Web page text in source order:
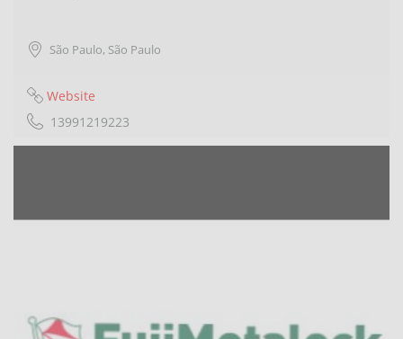
São Paulo, São Paulo
Website
13991219223